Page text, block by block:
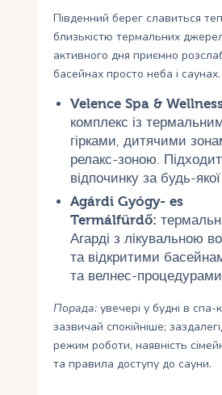
Південний берег славиться
близькістю термальних
активного дня приємно
басейнах просто неба і саунах.
Velence Spa &
комплекс із
гірками, дитячими
релакс-зоною.
відпочинку за будь-
Agárdi Gyógy- es
Termálfürdő:
Агарді з лікувальною
та відкритими
та велнес-
Порада: увечері у будні в
зазвичай спокійніше;
режим роботи, наявність
та правила доступу до сауни.